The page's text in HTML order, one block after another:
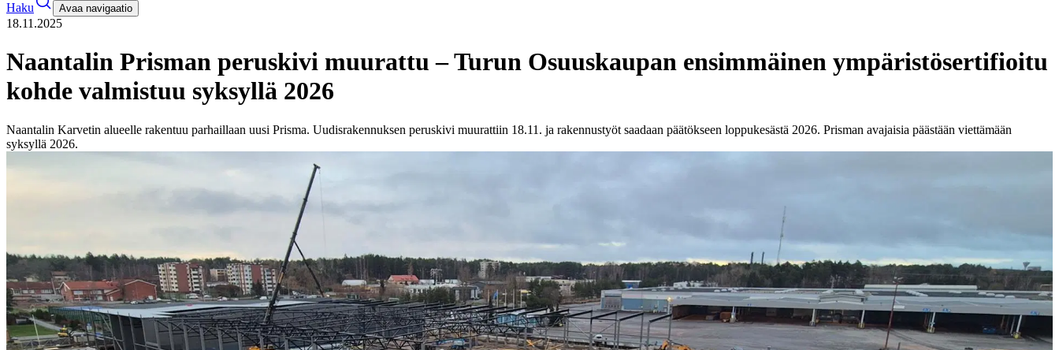
Haku
Avaa navigaatio
18.11.2025
Naantalin Prisman peruskivi muurattu – Turun Osuuskaupan ensimmäinen ympäristösertifioitu
kohde valmistuu syksyllä 2026
Naantalin Karvetin alueelle rakentuu parhaillaan uusi Prisma. Uudisrakennuksen peruskivi muurattiin 18.11. ja rakennustyöt saadaan päätökseen loppukesästä 2026. Prisman avajaisia päästään viettämään
syksyllä 2026.